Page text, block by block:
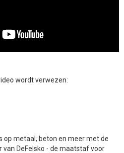
wordt verwezen:
op metaal, beton en meer met de
van DeFelsko - de maatstaf voor